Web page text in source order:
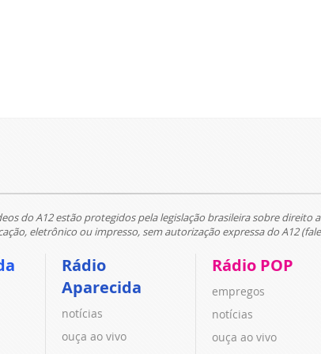
do A12 estão protegidos pela legislação brasileira sobre direito
eletrônico ou impresso, sem autorização expressa do A12
Rádio
Aparecida
notícias
ouça ao vivo
Rádio POP
empregos
notícias
ouça ao vivo